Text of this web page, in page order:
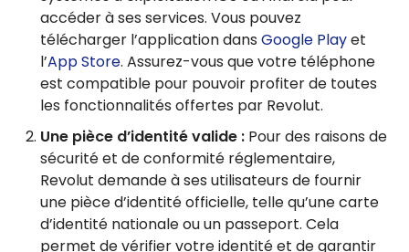
accéder à ses services. Vous pouvez
télécharger l’application dans Google Playet
l’App Store. Assurez-vous que votre téléphone
est compatible pour pouvoir profiter de toutes
les fonctionnalités offertes par Revolut.
Une pièce d’identité valide : Pour des raisons de
sécurité et de conformité réglementaire,
Revolut demande à ses utilisateurs de fournir
une pièce d’identité officielle, telle qu’une carte
d’identité nationale ou un passeport. Cela
permet de vérifier votre identité et de garantir